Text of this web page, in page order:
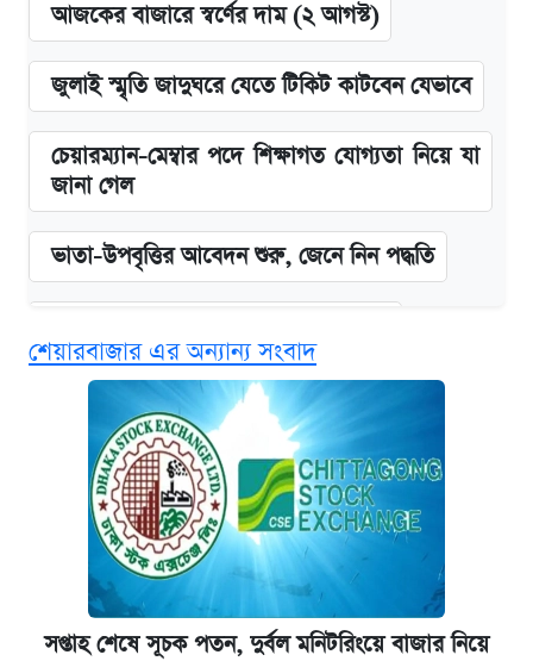
আজকের বাজারে স্বর্ণের দাম (২ আগস্ট)
জুলাই স্মৃতি জাদুঘরে যেতে টিকিট কাটবেন যেভাবে
চেয়ারম্যান-মেম্বার পদে শিক্ষাগত যোগ্যতা নিয়ে যা
জানা গেল
ভাতা-উপবৃত্তির আবেদন শুরু, জেনে নিন পদ্ধতি
‘গুলশানের চামেলি’ তে যৌনকর্মীর দালাল অ্যাডলফ
আজ শুক্রবার রাজধানীর যেসব মার্কেট-দোকানপাট
কবে শুরু হচ্ছে ঢাবির ভর্তি আবেদন, জানাল কর্তৃপক্ষ
শেয়ারবাজার এর অন্যান্য সংবাদ
সপ্তাহ শেষে সূচক পতন, দুর্বল মনিটরিংয়ে বাজার নিয়ে